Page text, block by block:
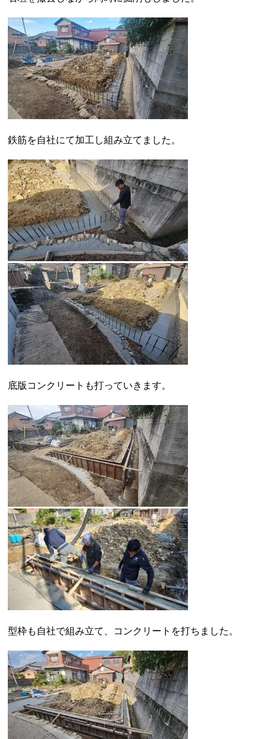
鉄筋を自社にて加工し組み立てました。
底版コンクリートも打っていきます。
型枠も自社で組み立て、コンクリートを打ちました。